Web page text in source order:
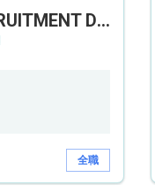
THE REPULSE BAY RECRUITMENT DAY 淺水灣影灣園人才招聘會
全職